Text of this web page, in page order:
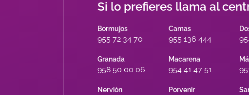
Si lo prefieres llama al
Bormujos
955 72 34 70
Camas
955 136 444
Granada
958 50 00 06
Macarena
954 41 47 51
Nervión Porvenir